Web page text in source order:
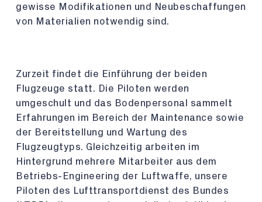
gewisse Modifikationen und Neubeschaffungen
von Materialien notwendig sind.
Zurzeit findet die Einführung der beiden
Flugzeuge statt. Die Piloten werden
umgeschult und das Bodenpersonal sammelt
Erfahrungen im Bereich der Maintenance sowie
der Bereitstellung und Wartung des
Flugzeugtyps. Gleichzeitig arbeiten im
Hintergrund mehrere Mitarbeiter aus dem
Betriebs-Engineering der Luftwaffe, unsere
Piloten des Lufttransportdienst des Bundes